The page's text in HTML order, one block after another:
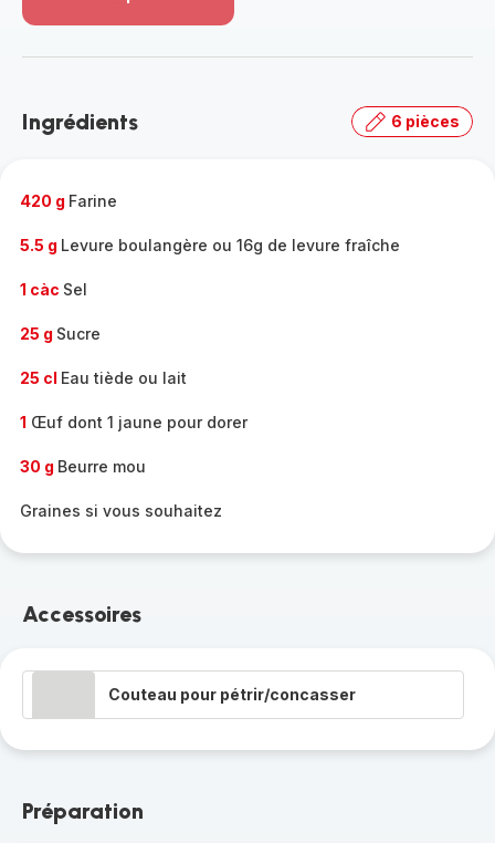
-
gamme
Ingrédients 6 pièces
420 g Farine
5.5 g Levure boulangère ou 16g de levure fraîche
1 càc Sel
25 g Sucre
25 cl Eau tiède ou lait
1 Œuf dont 1 jaune pour dorer
30 g Beurre mou
Graines si vous souhaitez
Accessoires
Couteau pour pétrir/concasser
Préparation